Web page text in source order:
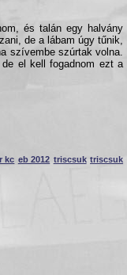
és talán egy halvány
de a lábam úgy tűnik,
szívembe szúrtak volna.
el kell fogadnom ezt a
kc eb 2012 triscsuk triscsuk